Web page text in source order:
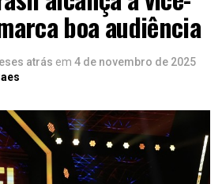
boa audiência
atrás em 4 de novembro de 2025